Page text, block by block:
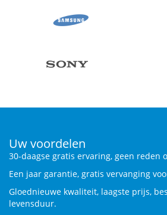
Uw voordelen
30-daagse gratis ervaring, geen reden
Een jaar garantie, gratis vervanging
Gloednieuwe kwaliteit, laagste prijs,
levensduur.